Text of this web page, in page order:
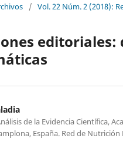
/ Vol. 22 Núm. 2 (2018):
editoriales:
de la Evidencia Científica,
España. Red de